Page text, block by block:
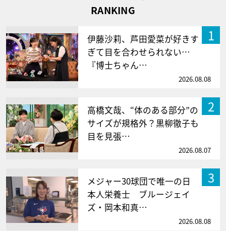
RANKING
1
伊藤沙莉、芦田愛菜が好きす
ぎて目を合わせられない…
『博士ちゃん…
2026.08.08
2
高橋文哉、“体のある部分”の
サイズが規格外？黒柳徹子も
目を見張…
2026.08.07
3
メジャー30球団で唯一の日
本人栄養士 ブルージェイ
ズ・岡本和真…
2026.08.08